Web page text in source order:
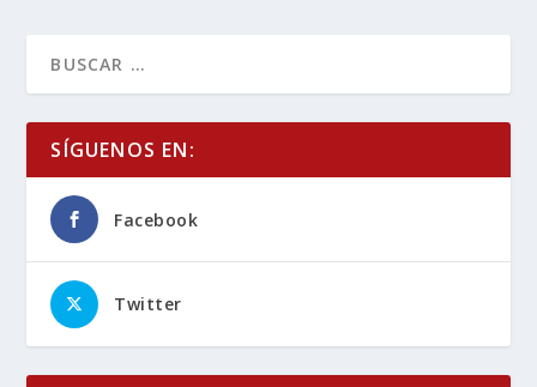
SÍGUENOS EN:
Facebook
Twitter